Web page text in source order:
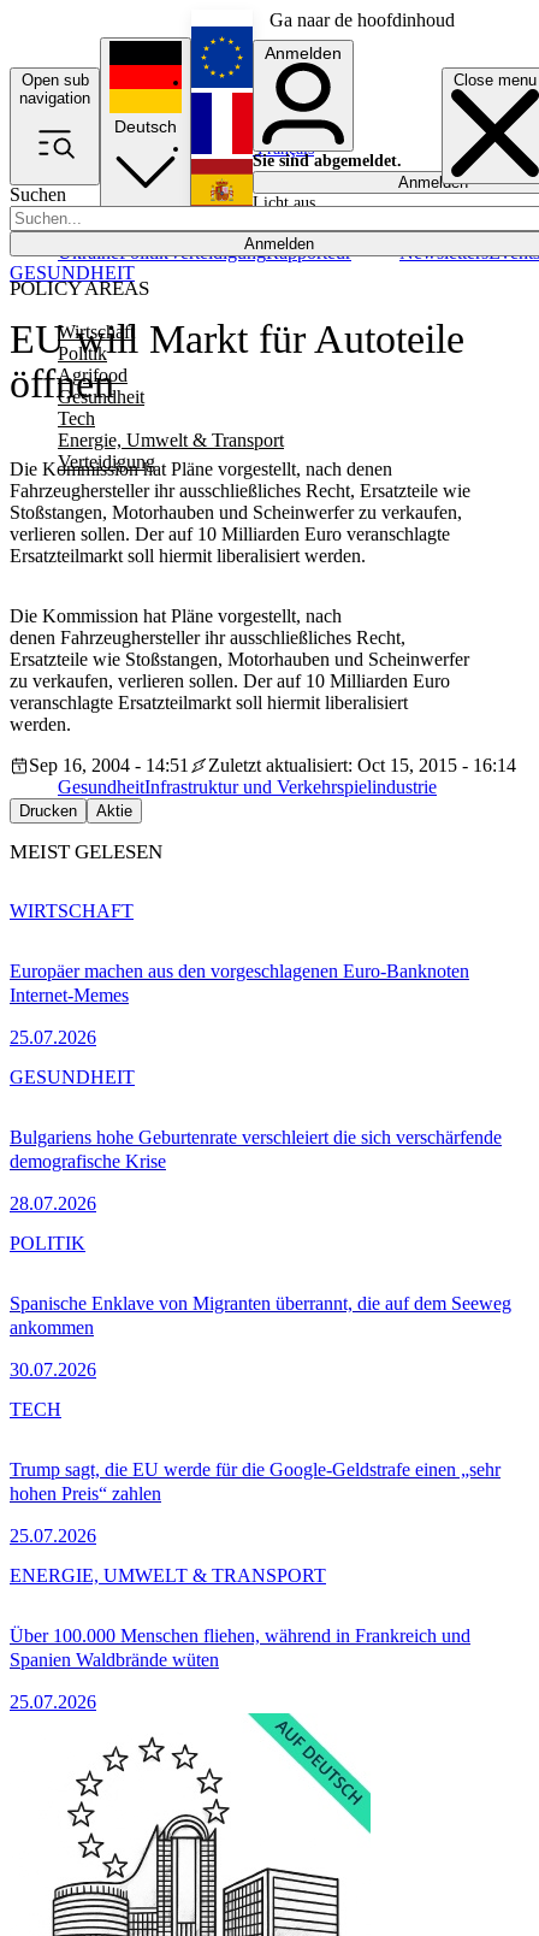
Ga naar de hoofdinhoud
Open sub
navigation
Close menu
Suchen
Anmelden
POLICY AREAS
Wirtschaft
Politik
Agrifood
Gesundheit
Tech
Energie, Umwelt & Transport
Verteidigung
UkrainePolitikVerteidigungRapporteur NewslettersEvents
Deutsch
English
Français
Anmelden
Sie sind abgemeldet.
Anmelden
Licht aus
EU will Markt für Autoteile
öffnen
Die Kommission hat Pläne vorgestellt, nach denen
Fahrzeughersteller ihr ausschließliches Recht, Ersatzteile wie
Stoßstangen, Motorhauben und Scheinwerfer zu verkaufen,
verlieren sollen. Der auf 10 Milliarden Euro veranschlagte
Ersatzteilmarkt soll hiermit liberalisiert werden.
GESUNDHEIT
Die Kommission hat Pläne vorgestellt, nach
denen Fahrzeughersteller ihr ausschließliches Recht,
Ersatzteile wie Stoßstangen, Motorhauben und Scheinwerfer
zu verkaufen, verlieren sollen. Der auf 10 Milliarden Euro
veranschlagte Ersatzteilmarkt soll hiermit liberalisiert
werden.
Sep 16, 2004 - 14:51
Zuletzt aktualisiert: Oct 15, 2015 - 16:14
GesundheitInfrastruktur und Verkehrspielindustrie
Drucken Aktie
MEIST GELESEN
Europäer machen aus den vorgeschlagenen Euro-Banknoten
Internet-Memes
25.07.2026
WIRTSCHAFT
Bulgariens hohe Geburtenrate verschleiert die sich verschärfende
demografische Krise
28.07.2026
GESUNDHEIT
Spanische Enklave von Migranten überrannt, die auf dem Seeweg
ankommen
30.07.2026
POLITIK
Trump sagt, die EU werde für die Google-Geldstrafe einen „sehr
hohen Preis“ zahlen
25.07.2026
TECH
Über 100.000 Menschen fliehen, während in Frankreich und
Spanien Waldbrände wüten
25.07.2026
ENERGIE, UMWELT & TRANSPORT